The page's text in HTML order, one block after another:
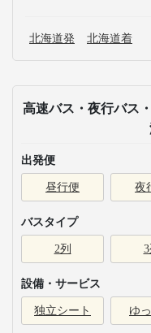
北海道発 北海道着
高速バス・夜行バス
出発便
昼行便 夜
バスタイプ
2列 3
設備・サービス
独立シート ゆ